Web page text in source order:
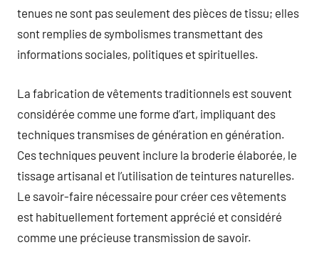
tenues ne sont pas seulement des pièces de tissu; elles
sont remplies de symbolismes transmettant des
informations sociales, politiques et spirituelles.
La fabrication de vêtements traditionnels est souvent
considérée comme une forme d’art, impliquant des
techniques transmises de génération en génération.
Ces techniques peuvent inclure la broderie élaborée, le
tissage artisanal et l’utilisation de teintures naturelles.
Le savoir-faire nécessaire pour créer ces vêtements
est habituellement fortement apprécié et considéré
comme une précieuse transmission de savoir.